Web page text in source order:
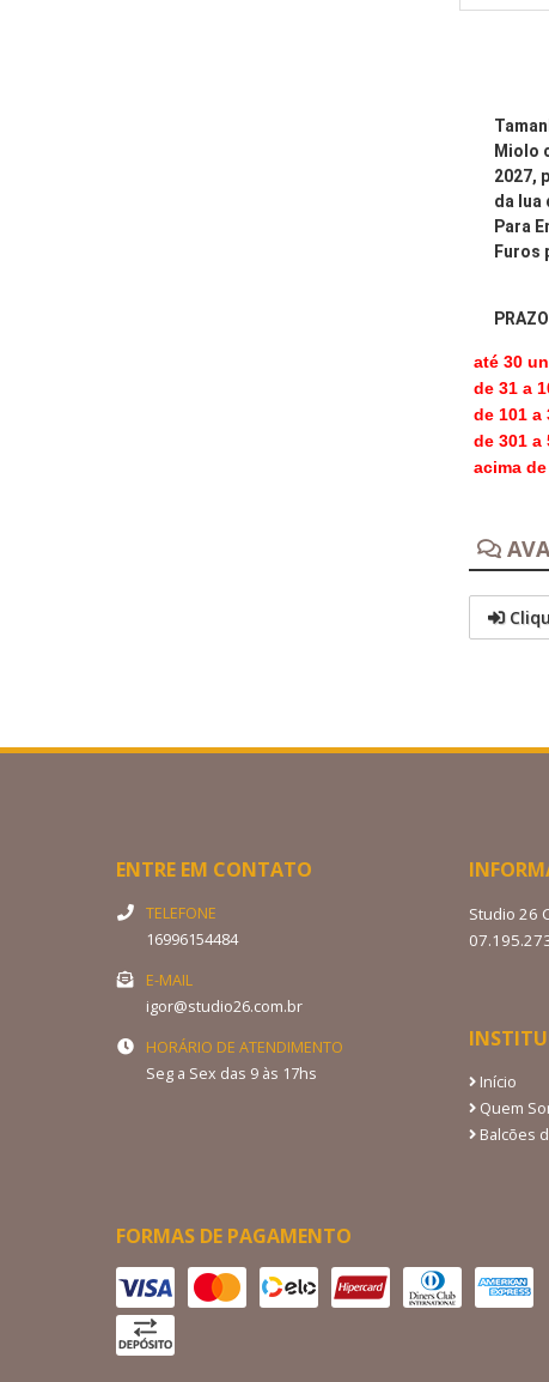
Miolo
2027,
da lua
Para
Furos
até 30
de 31 a
de 101 a
de 301 a
acima
ENTRE EM CONTATO
TELEFONE
16996154484
E-MAIL
igor@studio26.com.br
HORÁRIO DE ATENDIMENTO
Seg a Sex das 9 às 17hs
Studio 26
Início
Quem
Balcões
FORMAS DE PAGAMENTO